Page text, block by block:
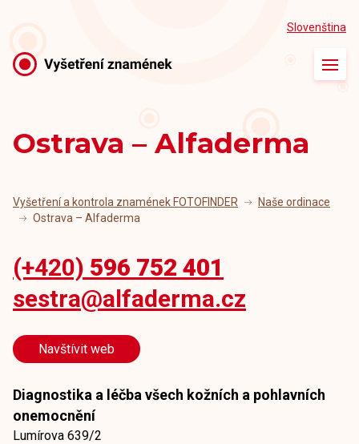
Slovenština
Naše ordinace
Kontakt
Ostrava – Alfaderma
Vyšetření a kontrola znamének FOTOFINDER
Naše ordinace
Ostrava – Alfaderma
(+420) 596 752 401
sestra@alfaderma.cz
Navštívit web
Diagnostika a léčba všech kožních a pohlavních
onemocnění
Lumírova 639/2